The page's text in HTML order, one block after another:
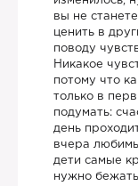
вы не
ценить в
поводу
Никакое
потому что
только в
подумать:
день
вчера
дети самые
нужно